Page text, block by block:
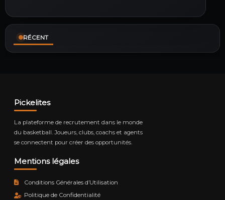
RÉCENT
Pickelites
La plateforme de recrutement dans le monde
du basketball. Joueurs, clubs, coachs et agents
se connectent pour créer des opportunités.
Mentions légales
Conditions Générales d’Utilisation
Politique de Confidentialité